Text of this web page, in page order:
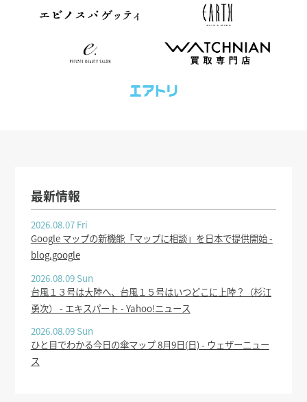
最新情報
2026.08.07 Fri
Google マップの新機能「マップに相談」を日本で提供開始 -
blog.google
2026.08.09 Sun
台風１３号は大陸へ、台風１５号はいつどこに上陸？（杉江
勇次） - エキスパート - Yahoo!ニュース
2026.08.09 Sun
ひと目でわかる今日の傘マップ 8月9日(日) - ウェザーニュー
ス